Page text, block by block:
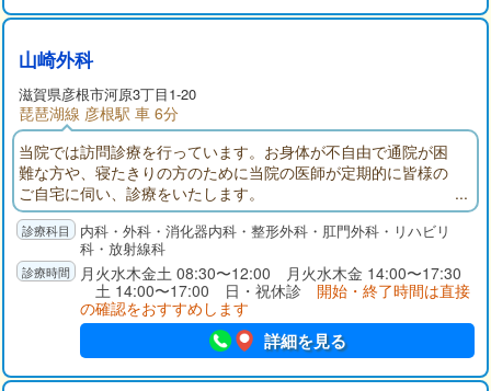
山崎外科
滋賀県彦根市河原3丁目1-20
琵琶湖線 彦根駅 車 6分
当院では訪問診療を行っています。お身体が不自由で通院が困
難な方や、寝たきりの方のために当院の医師が定期的に皆様の
ご自宅に伺い、診療をいたします。
内科・外科・消化器内科・整形外科・肛門外科・リハビリ
科・放射線科
月火水木金土 08:30〜12:00 月火水木金 14:00〜17:30
土 14:00〜17:00 日・祝休診 開始・終了時間は直接
の確認をおすすめします
詳細を見る